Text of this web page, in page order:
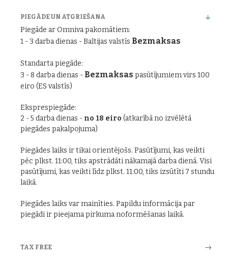
PIEGĀDE UN ATGRIEŠANA
Piegāde ar Omniva pakomātiem:
1 - 3 darba dienas - Baltijas valstīs Bezmaksas
Standarta piegāde:
3 - 8 darba dienas - Bezmaksas pasūtījumiem virs 100
eiro (ES valstīs)
Eksprespiegāde:
2 - 5 darba dienas - no 18 eiro (atkarībā no izvēlētā
piegādes pakalpojuma)
Piegādes laiks ir tikai orientējošs. Pasūtījumi, kas veikti
pēc plkst. 11:00, tiks apstrādāti nākamajā darba dienā. Visi
pasūtījumi, kas veikti līdz plkst. 11:00, tiks izsūtīti 7 stundu
laikā.
Piegādes laiks var mainīties. Papildu informācija par
piegādi ir pieejama pirkuma noformēšanas laikā.
TAX FREE